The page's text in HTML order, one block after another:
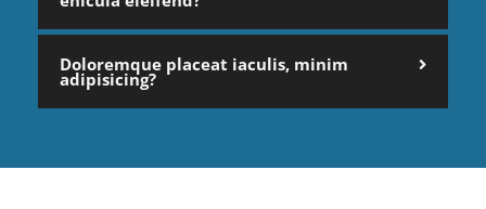
Doloremque placeat iaculis, minim
adipisicing?